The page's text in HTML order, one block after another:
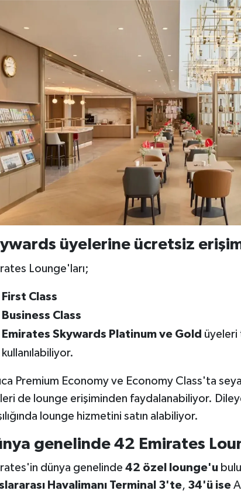
üyelerine ücretsiz
Lounge'ları;
First Class
Business Class
Emirates Skywards Platinum ve Gold üyeleri
kullanılabiliyor.
Premium Economy ve Economy Class'ta
de lounge erişiminden faydalanabiliyor.
lounge hizmetini satın alabiliyor.
genelinde 42 Emirates
dünya genelinde 42 özel lounge'u
Havalimanı Terminal 3'te, 34'ü ise